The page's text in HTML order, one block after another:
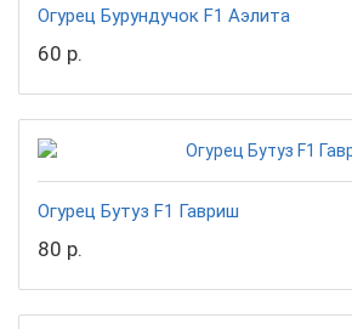
Огурец Бурундучок F1 Аэлита
60 р.
Огурец Бутуз F1 Гавриш
80 р.